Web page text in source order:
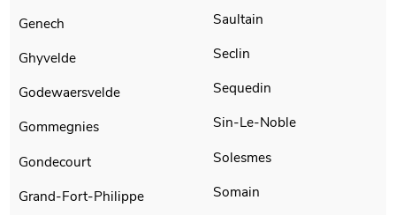
Genech
Ghyvelde
Godewaersvelde
Gommegnies
Gondecourt
Grand-Fort-Philippe
Saultain
Seclin
Sequedin
Sin-Le-Noble
Solesmes
Somain